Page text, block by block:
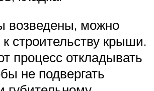
возведены, можно
к строительству крыши.
процесс откладывать
не подвергать